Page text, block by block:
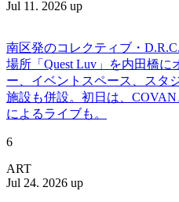
Jul 11. 2026 up
南区発のコレクティブ・
場所「Quest Luv」を内田橋
ー、イベントスペース、スタ
施設も併設。初日は、COVAN
によるライブも。
6
ART
Jul 24. 2026 up